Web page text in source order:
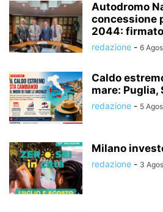
Autodromo
concessione
2044: firmato
redazione - 6
Caldo
mare: Puglia,
redazione - 5
Milano
redazione - 3